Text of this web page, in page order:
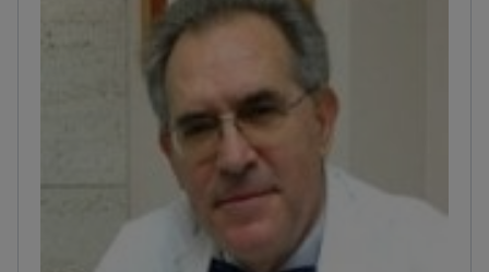
onkologischen Gesellschaften